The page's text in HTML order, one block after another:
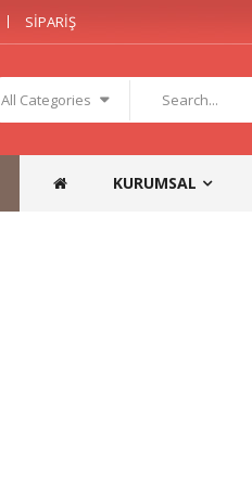
SIPARIŞ
All Categories
KURUMSAL